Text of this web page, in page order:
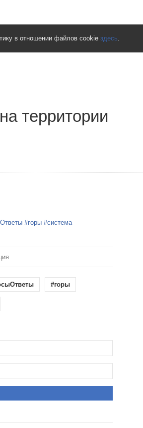
в отношении файлов cookie здесь.
территории
#горы #система
#горы